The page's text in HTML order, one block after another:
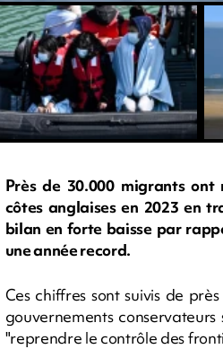
Près de 30.000 migrants
côtes anglaises en 2023 en
bilan en forte baisse par
une année record.
Ces chiffres sont suivis de
gouvernements conservateurs
"reprendre le contrôle des